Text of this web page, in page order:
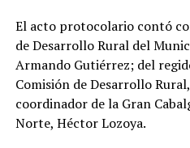
El acto protocolario contó
de Desarrollo Rural del
Armando Gutiérrez; del
Comisión de Desarrollo
coordinador de la Gran
Norte, Héctor Lozoya.